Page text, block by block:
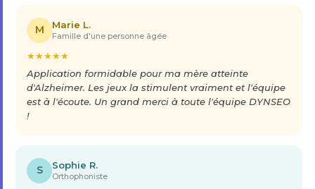
M Marie L.
Famille d'une personne âgée
★★★★★
Application formidable pour ma mère atteinte
d'Alzheimer. Les jeux la stimulent vraiment et l'équipe
est à l'écoute. Un grand merci à toute l'équipe DYNSEO
!
S Sophie R.
Orthophoniste